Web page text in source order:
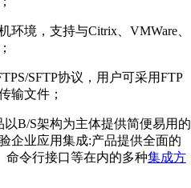
环境，支持与Citrix、VMWare、
SFTP协议，用户可采用FTP
输文件；
B/S架构为主体提供简便易用的
企业应用集成:产品提供全面的
命令行接口等在内的多种集成方